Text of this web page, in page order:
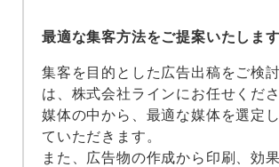
最適な集客方法をご提案いたします
集客を目的とした広告出稿をご検
は、株式会社ラインにお任せくだ
媒体の中から、最適な媒体を選定
ていただきます。
また、広告物の作成から印刷、効